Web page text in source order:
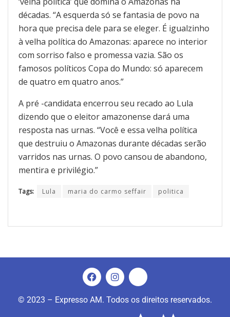
décadas. “A esquerda só se fantasia de povo na
hora que precisa dele para se eleger. É igualzinho
à velha política do Amazonas: aparece no interior
com sorriso falso e promessa vazia. São os
famosos políticos Copa do Mundo: só aparecem
de quatro em quatro anos.”
A pré -candidata encerrou seu recado ao Lula
dizendo que o eleitor amazonense dará uma
resposta nas urnas. “Você e essa velha política
que destruiu o Amazonas durante décadas serão
varridos nas urnas. O povo cansou de abandono,
mentira e privilégio.”
Tags: Lula maria do carmo seffair politica
© 2023 – Expresso AM. Todos os direitos reservados.